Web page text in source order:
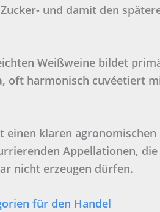
und damit den
Weißweine bildet
, oft harmonisch cuvéetiert
einen klaren
Appellationen, die
nicht erzeugen dürfen.
für den Handel